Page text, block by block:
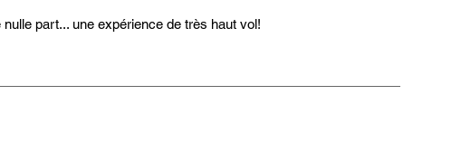
part... une expérience de très haut vol!